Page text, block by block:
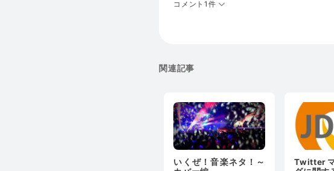
コメント1件
関連記事
いくぜ！音楽ネタ！～
Twitter